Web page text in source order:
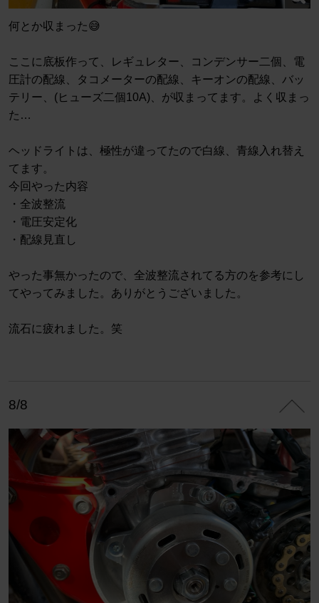
何とか収まった😅
ここに底板作って、レギュレター、コンデンサー二個、電
圧計の配線、タコメーターの配線、キーオンの配線、バッ
テリー、(ヒューズ二個10A)、が収まってます。よく収まっ
た…
ヘッドライトは、極性が違ってたので白線、青線入れ替え
てます。
今回やった内容
・全波整流
・電圧安定化
・配線見直し
やった事無かったので、全波整流されてる方のを参考にし
てやってみました。ありがとうございました。
流石に疲れました。笑
8/8